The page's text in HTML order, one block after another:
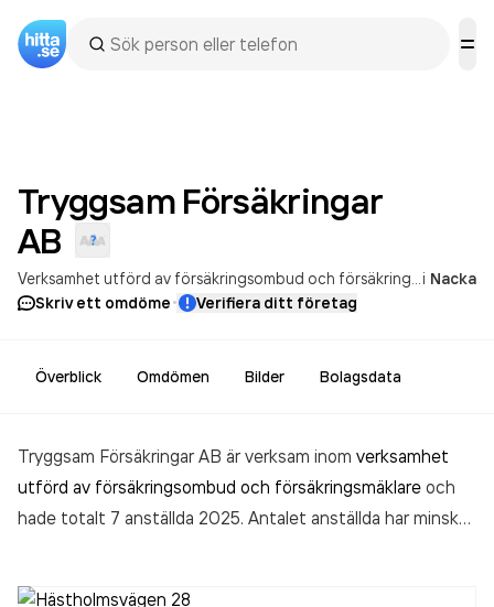
Tryggsam Försäkringar
AB
i Nacka
Skriv ett omdöme· Verifiera ditt företag
Överblick Omdömen Bilder Bolagsdata
Tryggsam Försäkringar AB är verksam inom verksamhet
utförd av försäkringsombud och försäkringsmäklare och
hade totalt 7 anställda 2025. Antalet anställda har minskat